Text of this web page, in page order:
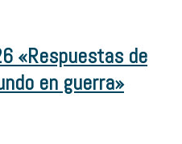
«Respuestas de
en guerra»